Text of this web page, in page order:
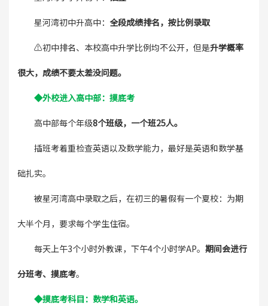
星河湾初中升高中： 全段成绩排名，按比例录取
⚠️初中排名、本校高中升学比例均不公开，但是升学概率
很大，成绩不要太差没问题。
◆外校进入高中部：摸底考
高中部每个年级8个班级，一个班25人。
插班考着重检查英语以及数学能力，最好是英语和数学基
础扎实。
被星河湾高中录取之后，在初三的暑假有一个夏校：为期
大半个月，要求每个学生住宿。
每天上午3个小时外教课，下午4个小时学AP。 期间会进行
分班考、摸底考。
◆摸底考科目：数学和英语。